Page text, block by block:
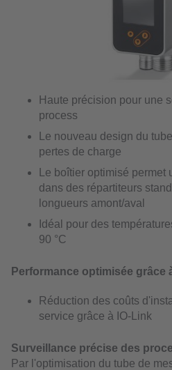
Haute précision pour une
process
Le nouveau design du
pertes de charge
Le boîtier optimisé
dans des répartiteurs
longueurs amont/aval
Idéal pour des
90 °C
Performance optimisée grâce
Réduction des coûts
service grâce à IO-Link
Surveillance précise des
Par l'optimisation du tube de